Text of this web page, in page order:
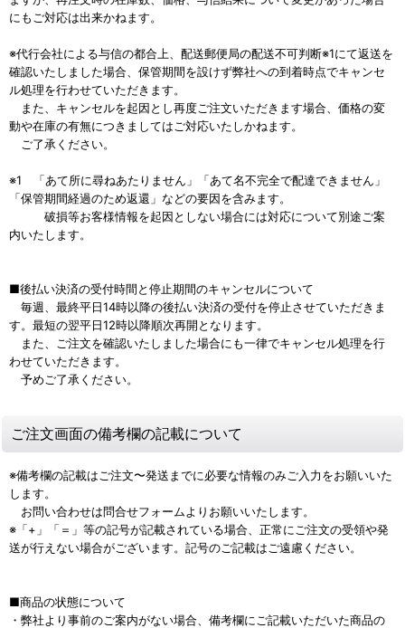
にもご対応は出来かねます。
※代行会社による与信の都合上、配送郵便局の配送不可判断※1にて返送を
確認いたしました場合、保管期間を設けず弊社への到着時点でキャンセ
ル処理を行わせていただきます。
また、キャンセルを起因とし再度ご注文いただきます場合、価格の変
動や在庫の有無につきましてはご対応いたしかねます。
ご了承ください。
※1 「あて所に尋ねあたりません」「あて名不完全で配達できません」
「保管期間経過のため返還」などの要因を含みます。
破損等お客様情報を起因としない場合には対応について別途ご案
内いたします。
■後払い決済の受付時間と停止期間のキャンセルについて
毎週、最終平日14時以降の後払い決済の受付を停止させていただきま
す。最短の翌平日12時以降順次再開となります。
また、ご注文を確認いたしました場合にも一律でキャンセル処理を行
わせていただきます。
予めご了承ください。
ご注文画面の備考欄の記載について
※備考欄の記載はご注文〜発送までに必要な情報のみご入力をお願いいた
します。
お問い合わせは問合せフォームよりお願いいたします。
※「+」「＝」等の記号が記載されている場合、正常にご注文の受領や発
送が行えない場合がございます。記号のご記載はご遠慮ください。
■商品の状態について
・弊社より事前のご案内がない場合、備考欄にご記載いただいた商品の